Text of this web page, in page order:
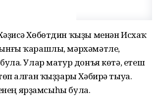
Хөбөтдин ҡыҙы менән Исхаҡ
ҡарашлы, мәрхәмәтле,
Улар матур донъя көтә, етеш
алған ҡыҙҙары Хәбирә тыуа.
ярҙамсыһы була.